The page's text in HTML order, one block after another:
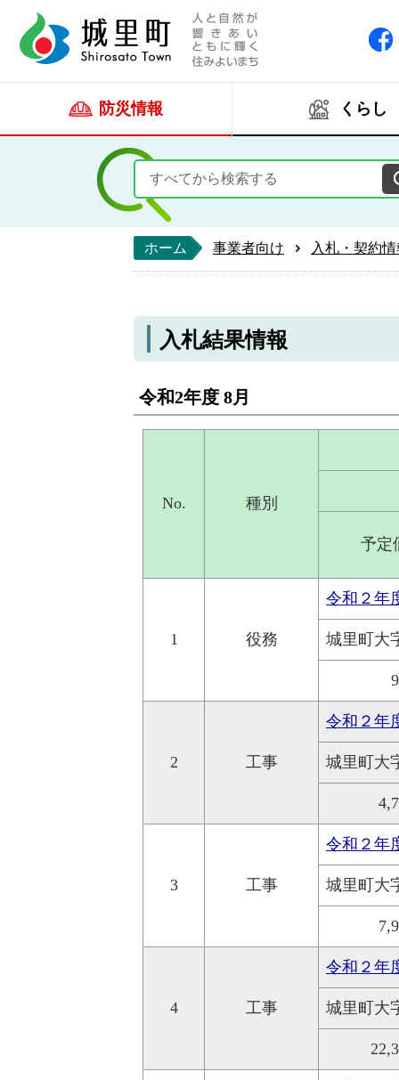
防災情報 くらし
ホーム 事業者向け 入札・契約
入札結果情報
令和2年度 8月
No. 種別
予定
1 役務
令和２年
城里町
2 工事
令和２
城里町
3 工事
令和２年
城里町
4 工事
令和２年
城里町